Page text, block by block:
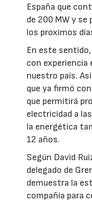
España que
de 200 MW y se
los proximos
En este
con experiencia
nuestro país.
que ya firmó
que permitirá
electricidad a
la energética
12 años.
Según David
delegado de
demuestra la
compañía para